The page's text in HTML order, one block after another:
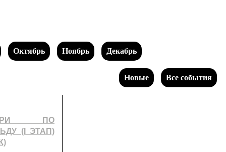
Октябрь Ноябрь Декабрь
Новые Все события
ПО
(I ЭТАП)